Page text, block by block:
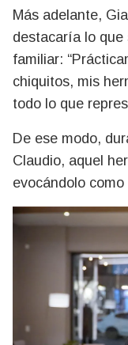
Más adelante,
destacaría lo que
familiar:
chiquitos, mis
todo lo que
De ese modo,
Claudio, aquel
evocándolo como